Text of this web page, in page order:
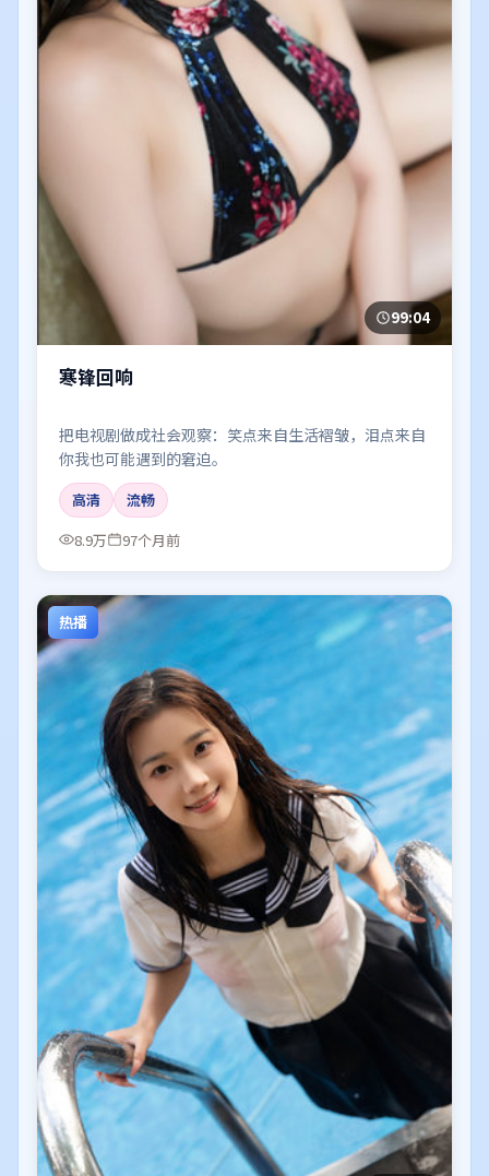
99:04
寒锋回响
把电视剧做成社会观察：笑点来自生活褶皱，泪点来自
你我也可能遇到的窘迫。
高清
流畅
8.9万
97个月前
热播